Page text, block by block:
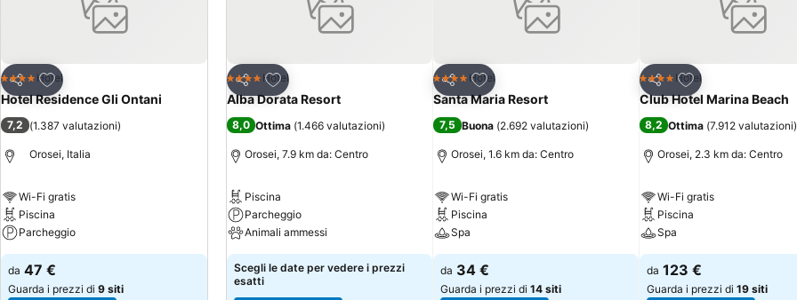
Condividi
Aggiungi ai preferiti
4 StelleHotel
Hotel Residence Gli Ontani
7,2 (1.387 valutazioni)
Orosei, Italia
Wi-Fi gratis
Piscina
Parcheggio
da 47 €
Guarda i prezzi di 9 siti
Condividi
Aggiungi ai preferiti
4 StelleHotel
Alba Dorata Resort
8,0 Ottima (1.466 valutazioni)
Orosei, 7.9 km da: Centro
Piscina
Parcheggio
Animali ammessi
Scegli le date per vedere i prezzi
esatti
Condividi
Aggiungi ai preferiti
4 StelleHotel
Santa Maria Resort
7,5 Buona (2.692 valutazioni)
Orosei, 1.6 km da: Centro
Wi-Fi gratis
Piscina
Spa
da 34 €
Guarda i prezzi di 14 siti
Condividi
Aggiungi ai
4 StelleHotel
Club Hotel Marina Beach
8,2 Ottima (7.912 valutazioni)
Orosei, 2.3 km da: Centro
Wi-Fi gratis
Piscina
Spa
da 123 €
Guarda i prezzi di 19 siti